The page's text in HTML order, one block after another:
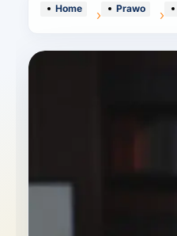
Home Prawo